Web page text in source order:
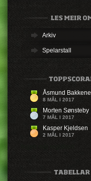
Arkiv
Spelarstall
Åsmund Bakkene
8 MÅL I 2017
Morten Sønsteby
7 MÅL I 2017
Kasper Kjeldsen
2 MÅL I 2017